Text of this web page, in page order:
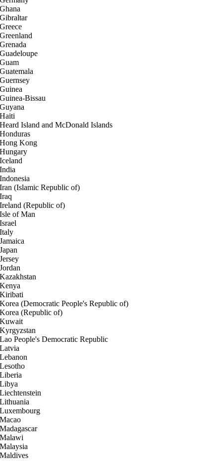
Ghana
Gibraltar
Greece
Greenland
Grenada
Guadeloupe
Guam
Guatemala
Guernsey
Guinea
Guinea-Bissau
Guyana
Haiti
Heard Island and McDonald Islands
Honduras
Hong Kong
Hungary
Iceland
India
Indonesia
Iran (Islamic Republic of)
Iraq
Ireland (Republic of)
Isle of Man
Israel
Italy
Jamaica
Japan
Jersey
Jordan
Kazakhstan
Kenya
Kiribati
Korea (Democratic People's Republic of)
Korea (Republic of)
Kuwait
Kyrgyzstan
Lao People's Democratic Republic
Latvia
Lebanon
Lesotho
Liberia
Libya
Liechtenstein
Lithuania
Luxembourg
Macao
Madagascar
Malawi
Malaysia
Maldives